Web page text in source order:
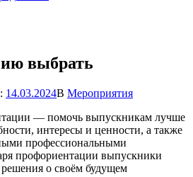
выбрать
14.03.2024В Мероприятия
— помочь выпускникам лучше
интересы и ценности, а также
профессиональными
профориентации выпускники
о своём будущем